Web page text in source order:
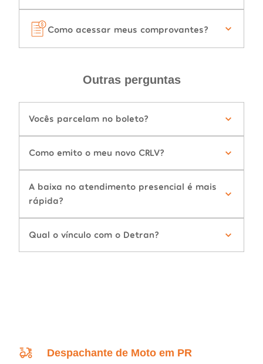
Como acessar meus comprovantes?
Outras perguntas
Vocês parcelam no boleto?
Como emito o meu novo CRLV?
A baixa no atendimento presencial é mais
rápida?
Qual o vínculo com o Detran?
Despachante de Moto em PR